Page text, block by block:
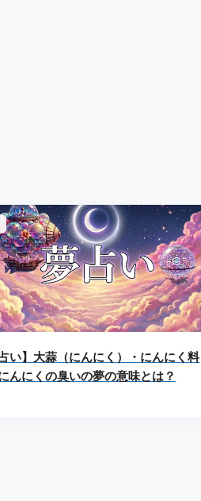
占い】大蒜（にんにく）・にんにく料
んにくの臭いの夢の意味とは？